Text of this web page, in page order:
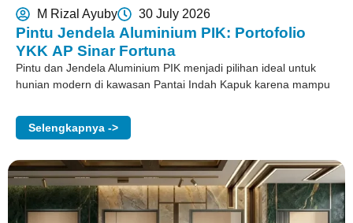
M Rizal Ayuby 30 July 2026
Pintu Jendela Aluminium PIK: Portofolio
YKK AP Sinar Fortuna
Pintu dan Jendela Aluminium PIK menjadi pilihan ideal untuk
hunian modern di kawasan Pantai Indah Kapuk karena mampu
Selengkapnya ->